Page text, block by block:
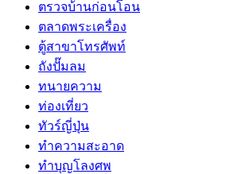
ตรวจบ้านก่อนโอน
ตลาดพระเครื่อง
ตู้สาขาโทรศัพท์
ถังปั๊มลม
ทนายความ
ท่องเที่ยว
ทัวร์ญี่ปุ่น
ทำความสะอาด
ทำบุญโลงศพ